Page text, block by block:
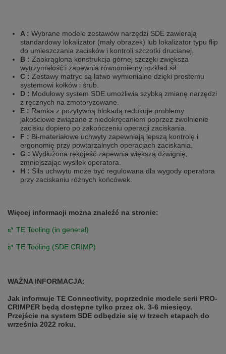
A : Wybrane modele zestawów narzędzi SDE zawierają
standardowy lokalizator (mały obrazek) lub lokalizator typu flip
do umieszczania zacisków i kontroli szczotki drucianej.
B : Zaokrąglona konstrukcja górnej szczęki zwiększa
wytrzymałość i zapewnia równomierny rozkład sił.
C : Zestawy matryc są łatwo wymienialne dzięki prostemu
systemowi kołków i śrub.
D : Modułowy system SDE.umożliwia szybką zmianę narzędzi
z ręcznych na zmotoryzowane.
E : Ramka z pozytywną blokadą redukuje problemy
jakościowe związane z niedokręcaniem poprzez zwolnienie
zacisku dopiero po zakończeniu operacji zaciskania.
F : Bi-materiałowe uchwyty zapewniają lepszą kontrolę i
ergonomię przy powtarzalnych operacjach zaciskania.
G : Wydłużona rękojeść zapewnia większą dźwignię,
zmniejszając wysiłek operatora.
H : Siła uchwytu może być regulowana dla wygody operatora
przy zaciskaniu różnych końcówek.
Więcej informacji można znaleźć na stronie:
TE Tooling (in general)
TE Tooling (SDE CRIMP)
WAŻNA INFORMACJA:
Jak informuje TE Connectivity, poprzednie modele serii PRO-
CRIMPER będą dostępne tylko przez ok. 3-6 miesięcy.
Przejście na system SDE odbędzie się w trzech etapach do
września 2022 roku.